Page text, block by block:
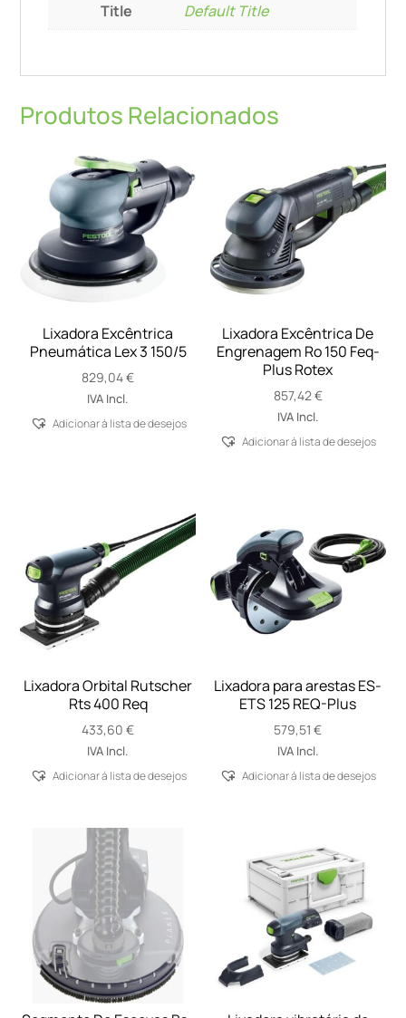
Title
Default Title
Produtos Relacionados
Lixadora Excêntrica
Pneumática Lex 3 150/5
829,04€
IVA Incl.
Adicionar á lista de desejos
Lixadora Excêntrica De
Engrenagem Ro 150 Feq-
Plus Rotex
857,42€
IVA Incl.
Adicionar á lista de desejos
Lixadora Orbital Rutscher
Rts 400 Req
433,60€
IVA Incl.
Adicionar á lista de desejos
Lixadora para arestas ES-
ETS 125 REQ-Plus
579,51€
IVA Incl.
Adicionar á lista de desejos